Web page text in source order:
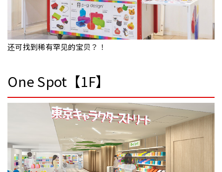
还可找到稀有罕见的宝贝？！
One Spot【1F】